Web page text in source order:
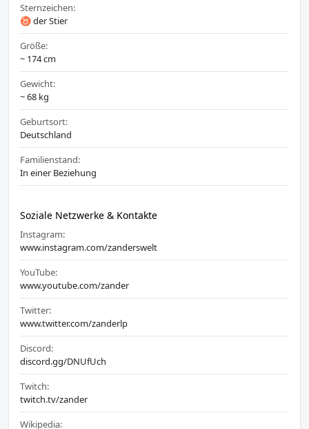
Sternzeichen:
♉ der Stier
Größe:
~ 174 cm
Gewicht:
~ 68 kg
Geburtsort:
Deutschland
Familienstand:
In einer Beziehung
Soziale Netzwerke & Kontakte
Instagram:
www.instagram.com/zanderswelt
YouTube:
www.youtube.com/zander
Twitter:
www.twitter.com/zanderlp
Discord:
discord.gg/DNUfUch
Twitch:
twitch.tv/zander
Wikipedia: